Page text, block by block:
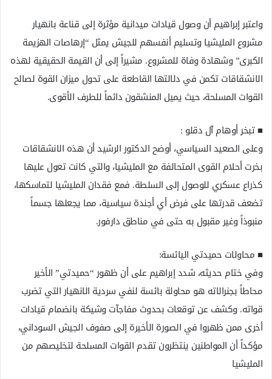
واعتبر إبراهيم أن وصول قيادات ميدانية مؤثرة إلى قناعة بانهيار
مشروع المليشيا وتسليم أنفسهم للجيش يمثل “إرهاصات الهزيمة
الكبرى” وشهادة وفاة للمشروع. مشيراً إلى أن القيمة الحقيقية لهذه
الانشقاقات تكمن في دلالتها القاطعة على تحول ميزان القوة لصالح
القوات المسلحة، حيث يميل المنشقون دائماً للطرف الأقوى.
​■ تبخر أوهام آل دقلو :
وعلى الصعيد السياسي، أوضح الدكتور الرشيد أن هذه الانشقاقات
بخرت أحلام القوى المتحالفة مع المليشيا، والتي كانت تعول عليها
كذراع عسكري للوصول إلى السلطة. فمع فقدان المليشيا لتماسكها،
تضعف قدرتها على فرض أي أجندة سياسية، مما يجعلها جسماً
منبوذاً وغير مقبول به حتى في مناطق دارفور.
​■ محاولات حميدتي اليائسة:
وفي ختام حديثه، شدد إبراهيم على أن ظهور “حميدتي” الأخير
محاطاً بجنرالاته هو محاولة بائسة لنفي سردية الانهيار التي تضرب
قواته. وكشف عن توقعات بحدوث مفاجآت وشيكة بانضمام قيادات
أخرى ممن ظهروا في الصورة الأخيرة إلى صفوف الجيش السوداني،
مؤكداً أن المواطنين ينتظرون تقدم القوات المسلحة لتخليصهم من
المليشيا